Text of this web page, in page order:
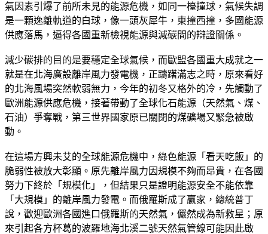
氣因素引爆了前所未見的能源危機，如同一檯撞球，氣候失調
是一顆逸離軌道的白球，像一頭灰犀牛，東撞西撞，多國能源
供應落馬，逼得各國重新檢視能源與減碳間的辯證關係。
減少碳排的目的是要穩定全球氣候，而歐盟各國重大成就之一
就是在北海廣設離岸風力發電機，正躊躇滿志之時，原來看好
的北海風場突然軟弱無力，今年的初冬又格外的冷，先觸動了
歐洲能源供應危機，接著帶動了全球化石能源（天然氣、煤、
石油）爭奪戰，第三世界國家原已關閉的煤礦場又緊急被啟
動。
在這場方興未艾的全球能源危機中，綠色能源「看天吃飯」的
脆弱性被放大彰顯。原先離岸風力因規模不夠而昂貴，在各國
努力下終於「規模化」，但結果只是證明能源安全不能依靠
「大規模」的離岸風力發電。而俄羅斯成了贏家，總統普丁
說，歡迎歐洲各國進口俄羅斯的天然氣，儼然成為新救星；原
來引起各方杯葛的波羅地海北溪二號天然氣管線可能因此啟